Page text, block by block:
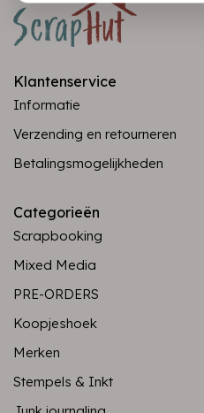
Klantenservice
Informatie
Verzending en retourneren
Betalingsmogelijkheden
Categorieën
Scrapbooking
Mixed Media
PRE-ORDERS
Koopjeshoek
Merken
Stempels & Inkt